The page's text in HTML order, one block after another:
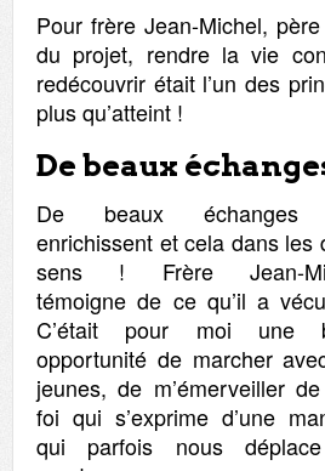
Pour frère Jean-Michel,
du projet, rendre la vie
redécouvrir était l’un des
plus qu’atteint !
De beaux
De beaux échanges
enrichissent et cela dans les
sens ! Frère Jean-
témoigne de ce qu’il a
C’était pour moi une
opportunité de marcher
jeunes, de m’émerveiller
foi qui s’exprime d’une
qui parfois nous